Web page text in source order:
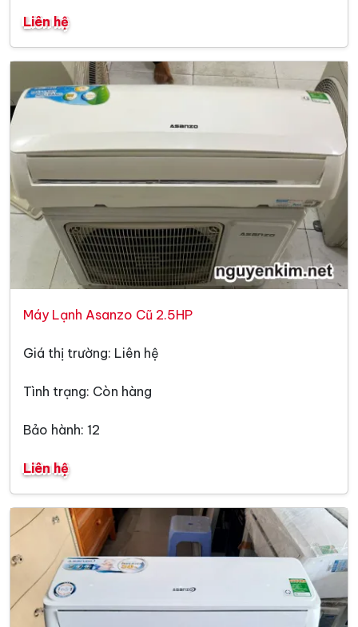
Liên hệ
Máy Lạnh Asanzo Cũ 2.5HP
Giá thị trường: Liên hệ
Tình trạng: Còn hàng
Bảo hành: 12
Liên hệ